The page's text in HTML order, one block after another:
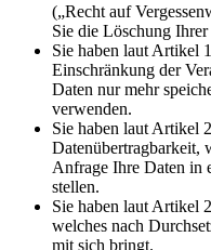
(„Recht auf
Sie die Löschung
Sie haben laut Artikel
Einschränkung der
Daten nur mehr
verwenden.
Sie haben laut Artikel
Datenübertragbarkeit,
Anfrage Ihre Daten in
stellen.
Sie haben laut Artikel
welches nach
mit sich bringt.